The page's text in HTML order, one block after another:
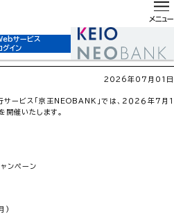
メニュー
サービス
グイン
夏の新規口座開設キャンペーン開催のお知らせ
座開設キャンペーン開催のお
2026年07月01日
ービス「京王NEOBANK」では、２０２６年７月１
開催いたします。
ンペーン
)